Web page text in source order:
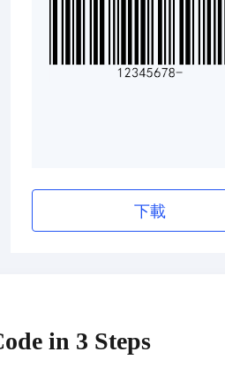
下載
in 3 Steps